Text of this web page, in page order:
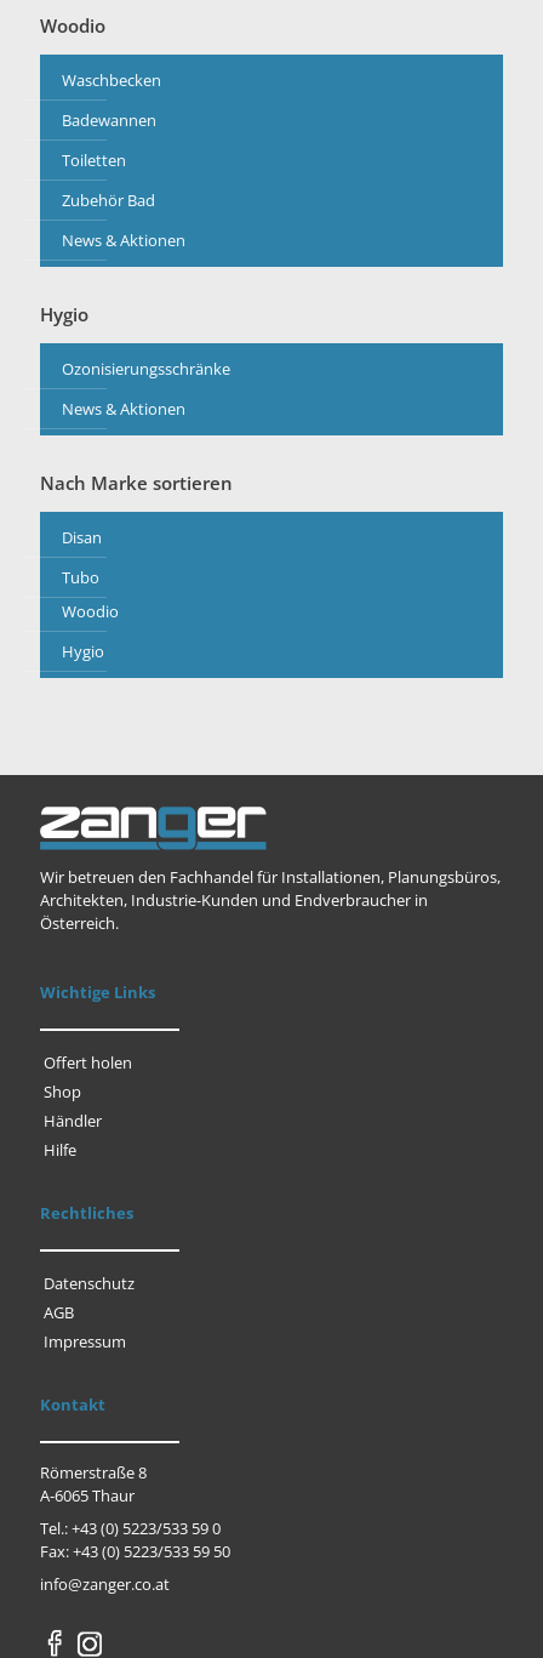
Woodio
Waschbecken
Badewannen
Toiletten
Zubehör Bad
News & Aktionen
Hygio
Ozonisierungsschränke
News & Aktionen
Nach Marke sortieren
Disan
Tubo
Woodio
Hygio
Wir betreuen den Fachhandel für Installationen, Planungsbüros,
Architekten, Industrie-Kunden und Endverbraucher in
Österreich.
Wichtige Links
Offert holen
Shop
Händler
Hilfe
Rechtliches
Datenschutz
AGB
Impressum
Kontakt
Römerstraße 8
A-6065 Thaur
Tel.: +43 (0) 5223/533 59 0
Fax: +43 (0) 5223/533 59 50
info@zanger.co.at